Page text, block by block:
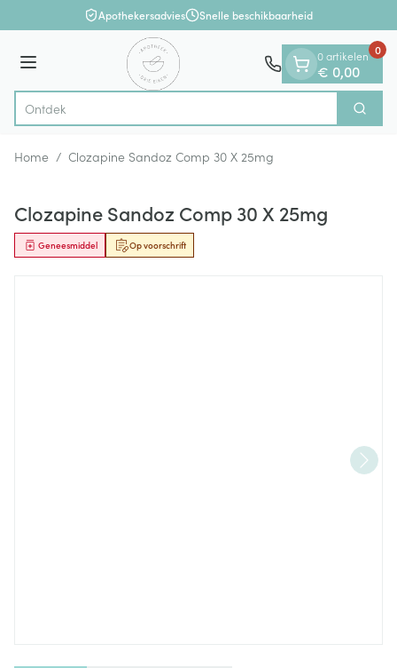
Ga naar de inhoudApothekersadvies Snelle beschikbaarheid
Menu
Product, merk, categorie... Zoek
0 artikelen
€ 0,00
0
Home / Clozapine Sandoz Comp 30 X 25mg
Clozapine Sandoz Comp 30 X 25mg
Op voorschrift
Geneesmiddel